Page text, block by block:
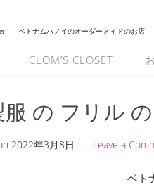
ベトナムハノイのオーダーメイドのお店
CLOM’S CLOSET
服 の フリル
2022年3月8日 Leave a
ベト